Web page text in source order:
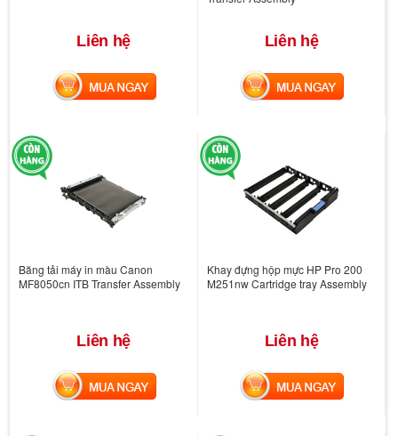
Liên hệ
MUA NGAY
Liên hệ
MUA NGAY
Băng tải máy in màu Canon
MF8050cn ITB Transfer Assembly
Liên hệ
MUA NGAY
Khay đựng hộp mực HP Pro 200
M251nw Cartridge tray Assembly
Liên hệ
MUA NGAY